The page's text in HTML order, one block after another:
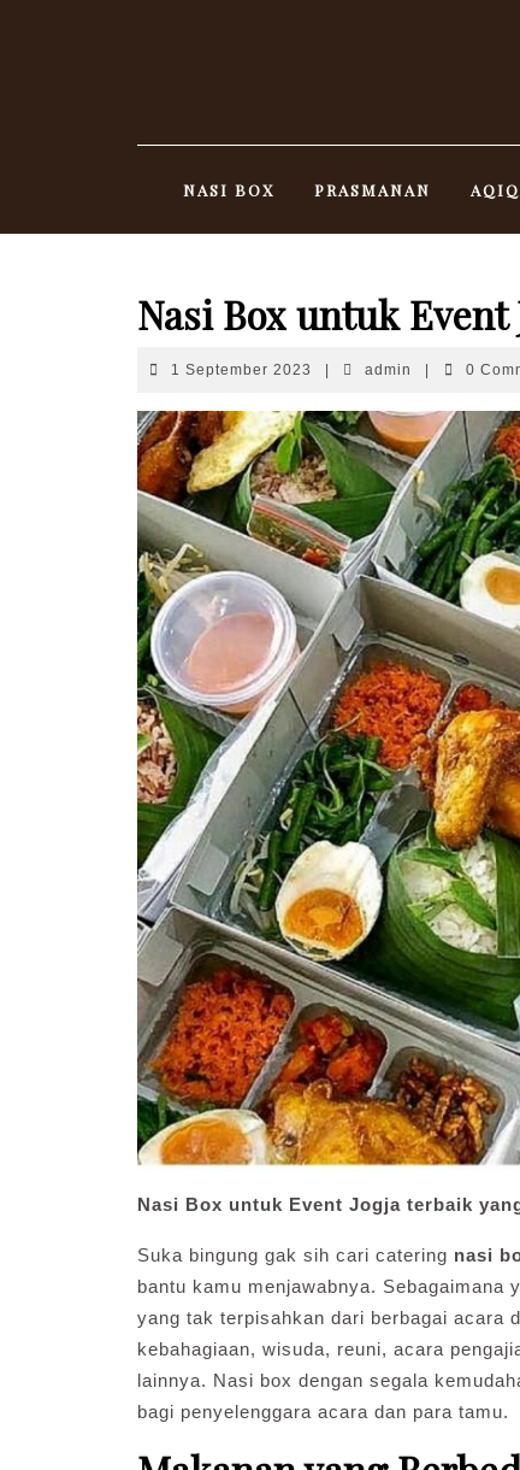
NASI BOX PRASMANAN
Nasi Box untuk Event
1 September 2023
2023
admin admin 0
Nasi Box untuk Event Jogja terbaik
Suka bingung gak sih cari catering nasi
bantu kamu menjawabnya. Sebagaimana
yang tak terpisahkan dari berbagai acara
kebahagiaan, wisuda, reuni, acara
lainnya. Nasi box dengan segala
bagi penyelenggara acara dan para tamu.